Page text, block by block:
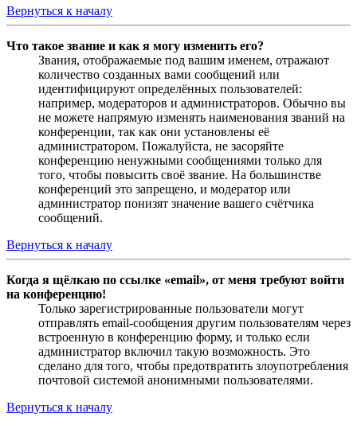
Вернуться к началу
Что такое звание и как я могу изменить его?
Звания, отображаемые под вашим именем, отражают
количество созданных вами сообщений или
идентифицируют определённых пользователей:
например, модераторов и администраторов. Обычно вы
не можете напрямую изменять наименования званий на
конференции, так как они установлены её
администратором. Пожалуйста, не засоряйте
конференцию ненужными сообщениями только для
того, чтобы повысить своё звание. На большинстве
конференций это запрещено, и модератор или
администратор понизят значение вашего счётчика
сообщений.
Вернуться к началу
Когда я щёлкаю по ссылке «email», от меня требуют войти
на конференцию!
Только зарегистрированные пользователи могут
отправлять email-сообщения другим пользователям через
встроенную в конференцию форму, и только если
администратор включил такую возможность. Это
сделано для того, чтобы предотвратить злоупотребления
почтовой системой анонимными пользователями.
Вернуться к началу